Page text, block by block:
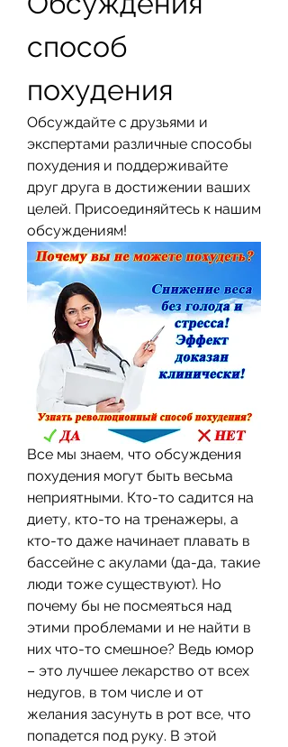
способ
похудения
Обсуждайте с друзьями и
экспертами различные способы
похудения и поддерживайте
друг друга в достижении ваших
целей. Присоединяйтесь к нашим
обсуждениям!
Все мы знаем, что обсуждения
похудения могут быть весьма
неприятными. Кто-то садится на
диету, кто-то на тренажеры, а
кто-то даже начинает плавать в
бассейне с акулами (да-да, такие
люди тоже существуют). Но
почему бы не посмеяться над
этими проблемами и не найти в
них что-то смешное? Ведь юмор
– это лучшее лекарство от всех
недугов, в том числе и от
желания засунуть в рот все, что
попадется под руку. В этой